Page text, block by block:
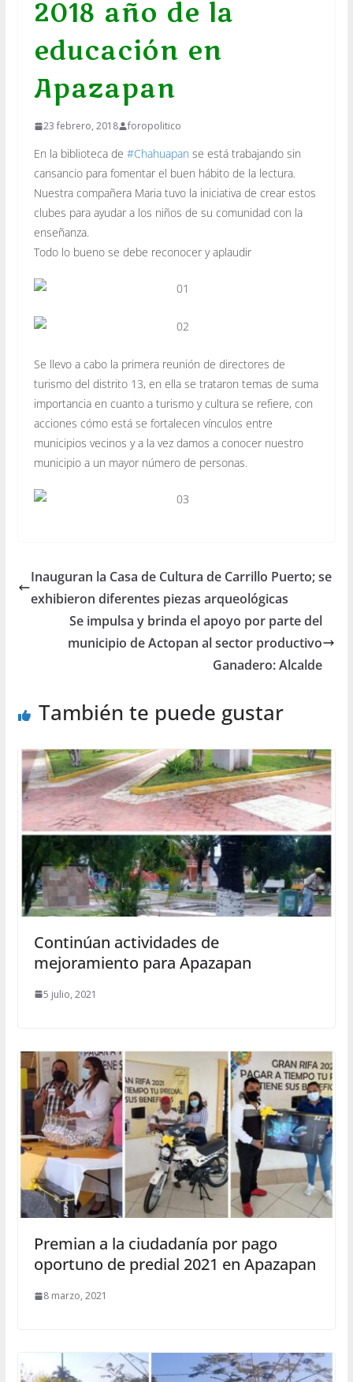
2018 año de la
educación en
Apazapan
23 febrero, 2018 foropolitico
En la biblioteca de #Chahuapan se está trabajando sin
cansancio para fomentar el buen hábito de la lectura.
Nuestra compañera Maria tuvo la iniciativa de crear estos
clubes para ayudar a los niños de su comunidad con la
enseñanza.
Todo lo bueno se debe reconocer y aplaudir
Se llevo a cabo la primera reunión de directores de
turismo del distrito 13, en ella se trataron temas de suma
importancia en cuanto a turismo y cultura se refiere, con
acciones cómo está se fortalecen vínculos entre
municipios vecinos y a la vez damos a conocer nuestro
municipio a un mayor número de personas.
Inauguran la Casa de Cultura de Carrillo Puerto; se
exhibieron diferentes piezas arqueológicas
Se impulsa y brinda el apoyo por parte del
municipio de Actopan al sector productivo
Ganadero: Alcalde
También te puede gustar
Continúan actividades de
mejoramiento para Apazapan
5 julio, 2021
Premian a la ciudadanía por pago
oportuno de predial 2021 en Apazapan
8 marzo, 2021